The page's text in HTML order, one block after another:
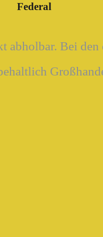
Federal
abholbar. Bei den